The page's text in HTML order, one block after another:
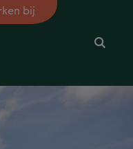
bij